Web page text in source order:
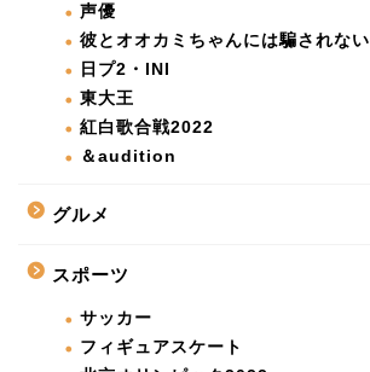
声優
彼とオオカミちゃんには騙されない
日プ2・INI
東大王
紅白歌合戦2022
＆audition
グルメ
スポーツ
サッカー
フィギュアスケート